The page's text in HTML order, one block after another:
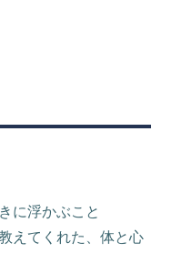
に浮かぶこと
えてくれた、体と心